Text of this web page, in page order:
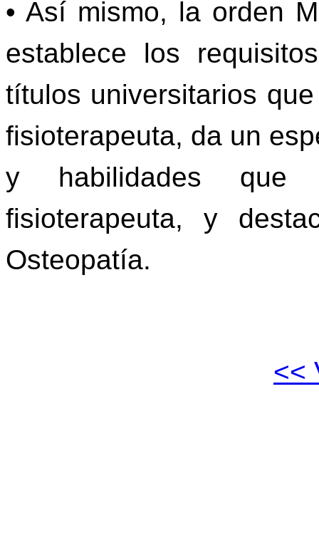
• Así mismo, la orden
establece los
títulos universitarios
fisioterapeuta, da un
y habilidades que
fisioterapeuta, y
Osteopatía.
<<